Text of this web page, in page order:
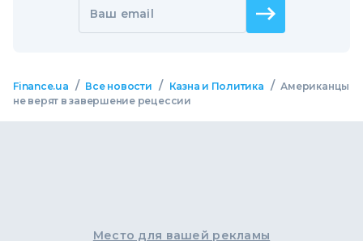
Ваш email
Finance.ua / Все новости / Казна и Политика / Американцы
не верят в завершение рецессии
Место для вашей рекламы